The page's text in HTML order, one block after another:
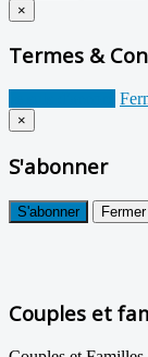
×
Termes &
×
S'abonner
S'abonner Fermer
Couples et